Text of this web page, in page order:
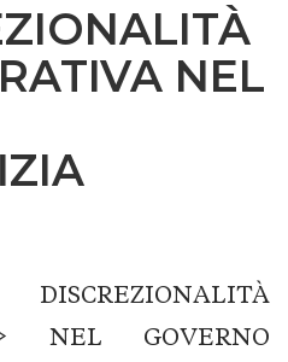
NEL
NEL GOVERNO